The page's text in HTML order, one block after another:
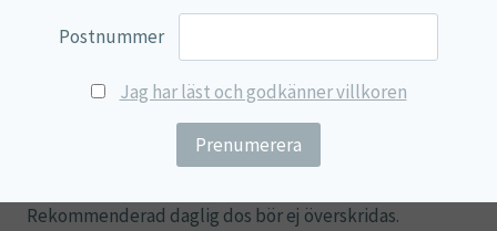
fyllnadsmedel (mikrokristallinsk cellulosa, stearinsyra,
magnesiumsalter av fettsyror), stabiliseringsmedel
fyllnadsmedel (di-kalciumfosfat), D3-vitamin
(kolekalciferol), K2-vitamin (menakinon), K1-vitamin
Rekommenderad daglig dos bör ej överskridas.
Postnummer
Jag har läst och godkänner villkoren